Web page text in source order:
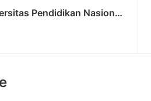
Pendidikan Nasional